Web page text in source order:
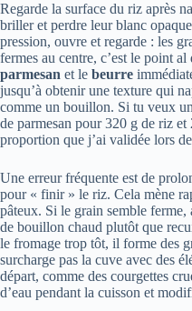
Regarde la surface du riz après
briller et perdre leur blanc
pression, ouvre et regarde : les
fermes au centre, c’est le point
parmesan et le beurre
jusqu’à obtenir une texture qui
comme un bouillon. Si tu veux
de parmesan pour 320 g de riz et
proportion que j’ai validée lors
Une erreur fréquente est de
pour « finir » le riz. Cela mène
pâteux. Si le grain semble ferme,
de bouillon chaud plutôt que
le fromage trop tôt, il forme des
surcharge pas la cuve avec des
départ, comme des courgettes
d’eau pendant la cuisson et